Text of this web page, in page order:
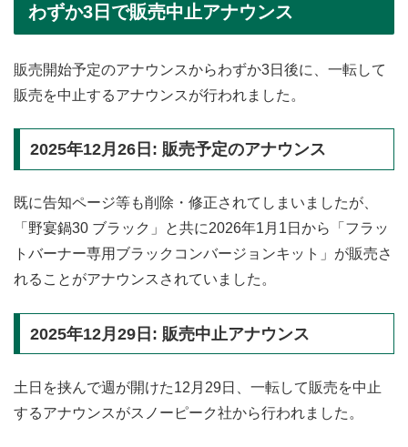
わずか3日で販売中止アナウンス
販売開始予定のアナウンスからわずか3日後に、一転して
販売を中止するアナウンスが行われました。
2025年12月26日: 販売予定のアナウンス
既に告知ページ等も削除・修正されてしまいましたが、
「野宴鍋30 ブラック」と共に2026年1月1日から「フラッ
トバーナー専用ブラックコンバージョンキット」が販売さ
れることがアナウンスされていました。
2025年12月29日: 販売中止アナウンス
土日を挟んで週が開けた12月29日、一転して販売を中止
するアナウンスがスノーピーク社から行われました。